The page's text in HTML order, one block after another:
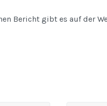
Bericht gibt es auf der